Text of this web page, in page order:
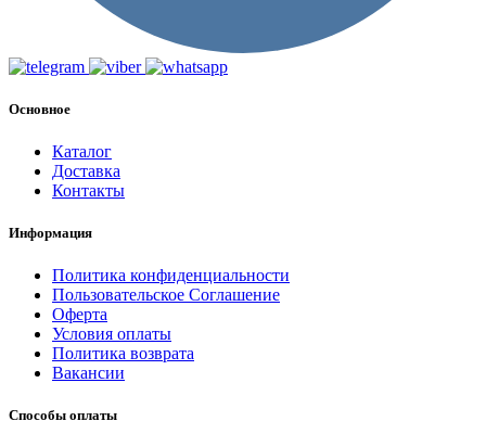
Основное
Каталог
Доставка
Контакты
Информация
Политика конфиденциальности
Пользовательское Соглашение
Оферта
Условия оплаты
Политика возврата
Вакансии
Способы оплаты